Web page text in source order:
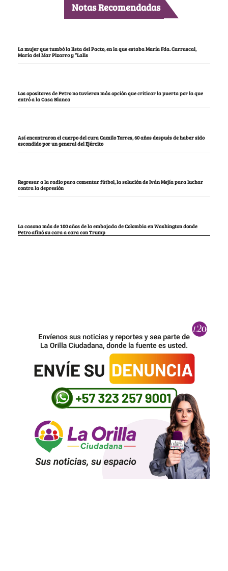
Notas Recomendadas
La mujer que tumbó la lista del Pacto, en la que estaba María Fda. Carrascal,
María del Mar Pizarro y “Lalis
Los opositores de Petro no tuvieron más opción que criticar la puerta por la que
entró a la Casa Blanca
Así encontraron el cuerpo del cura Camilo Torres, 60 años después de haber sido
escondido por un general del Ejército
Regresar a la radio para comentar fútbol, la solución de Iván Mejía para luchar
contra la depresión
La casona más de 100 años de la embajada de Colombia en Washington donde
Petro afinó su cara a cara con Trump